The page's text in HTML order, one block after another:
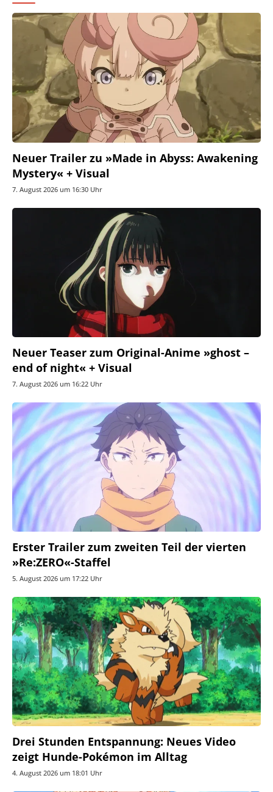
Neuer Trailer zu »Made in Abyss: Awakening
Mystery« + Visual
7. August 2026 um 16:30 Uhr
Neuer Teaser zum Original-Anime »ghost –
end of night« + Visual
7. August 2026 um 16:22 Uhr
Erster Trailer zum zweiten Teil der vierten
»Re:ZERO«-Staffel
5. August 2026 um 17:22 Uhr
Drei Stunden Entspannung: Neues Video
zeigt Hunde-Pokémon im Alltag
4. August 2026 um 18:01 Uhr